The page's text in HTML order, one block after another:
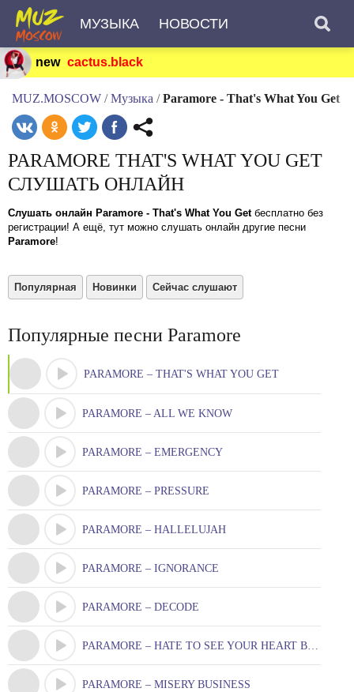
МУЗЫКА НОВОСТИ
new cactus.black
MUZ.MOSCOW / Музыка / Paramore - That's What You Get
PARAMORE THAT'S WHAT YOU GET
СЛУШАТЬ ОНЛАЙН
Слушать онлайн Paramore - That's What You Getбесплатно без
регистрации! А ещё, тут можно слушать онлайн другие песни
Paramore!
Популярная Новинки Сейчас слушают
Популярные песни Paramore
PARAMORE – THAT'S WHAT YOU GET
PARAMORE – ALL WE KNOW
PARAMORE – EMERGENCY
PARAMORE – PRESSURE
PARAMORE – HALLELUJAH
PARAMORE – IGNORANCE
PARAMORE – DECODE
PARAMORE – HATE TO SEE YOUR HEART BREAK
PARAMORE – MISERY BUSINESS